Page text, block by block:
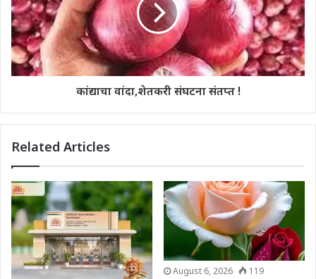
कांद्याचा वांदा,शेतकरी संघटना संतप्त !
Related Articles
August 6, 2026 119